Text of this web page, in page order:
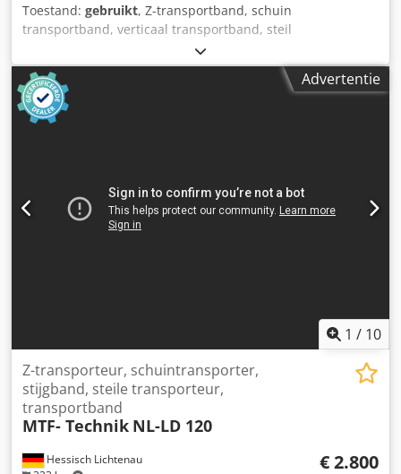
Toestand: gebruikt, Z-transportband, schuin
transportband, verticaal transportband, steil
transportband, transportband met MTF-technologie, type
NL-LD 120 Machine-nr.: 27238, bouwjaar 2014
Transportsnelheid: 6 m/min. Transporthoogte: ca. 1800
mm (onderkant transportband) Transportbreedte: 410 mm
Afstand tussen de meeneemstukken: elke 300 mm Hoogte
verstelbaar - Rubberen transportband met
transportvleugels (meeneemstukken) en zijdelingse
gegolfde rand - Afdekplaten kunnen worden verwijderd -
Advertentie
1 / 10
Hessisch Lichtenau
Z-transporteur, schuintransporter,
stijgband, steile transporteur,
transportband
MTF- Technik NL-LD 120
€ 2.800